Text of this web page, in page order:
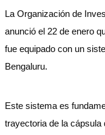
La Organización de
anunció el 22 de enero
fue equipado con un
Bengaluru.
Este sistema es
trayectoria de la cápsula